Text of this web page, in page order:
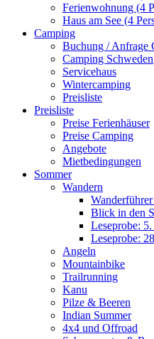
Ferienwohnung (4
Haus am See (4
Camping
Buchung / Anfrage
Camping Schweden
Servicehaus
Wintercamping
Preisliste
Preisliste
Preise Ferienhäuser
Preise Camping
Angebote
Mietbedingungen
Sommer
Wandern
Blick in den
Leseprobe:
Leseprobe:
Angeln
Mountainbike
Trailrunning
Kanu
Pilze & Beeren
Indian Summer
4x4 und Offroad